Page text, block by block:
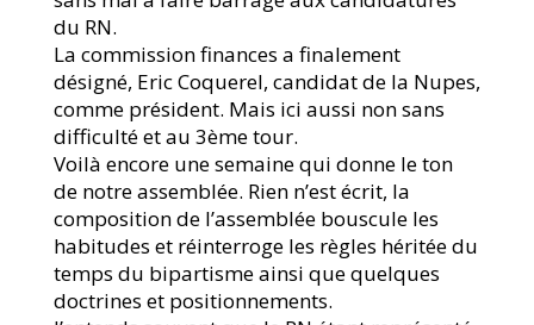
du RN.
La commission finances a finalement
désigné, Eric Coquerel, candidat de la Nupes,
comme président. Mais ici aussi non sans
difficulté et au 3ème tour.
Voilà encore une semaine qui donne le ton
de notre assemblée. Rien n’est écrit, la
composition de l’assemblée bouscule les
habitudes et réinterroge les règles héritée du
temps du bipartisme ainsi que quelques
doctrines et positionnements.